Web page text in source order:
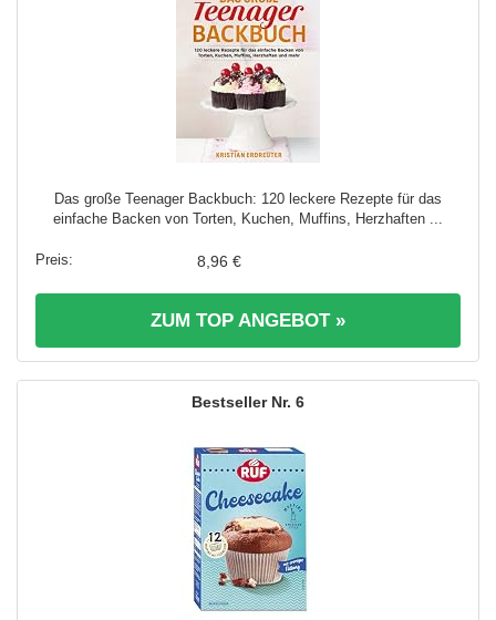
Das große Teenager Backbuch: 120 leckere Rezepte für das
einfache Backen von Torten, Kuchen, Muffins, Herzhaften ...
8,96 €
ZUM TOP ANGEBOT »
6